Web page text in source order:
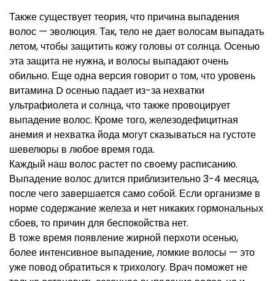
Также существует теория, что причина выпадения
волос — эволюция. Так, тело не дает волосам выпадать
летом, чтобы защитить кожу головы от солнца. Осенью
эта защита не нужна, и волосы выпадают очень
обильно. Еще одна версия говорит о том, что уровень
витамина D осенью падает из-за нехватки
ультрафиолета и солнца, что также провоцирует
выпадение волос. Кроме того, железодефицитная
анемия и нехватка йода могут сказываться на густоте
шевелюры в любое время года.
Каждый наш волос растет по своему расписанию.
Выпадение волос длится приблизительно 3-4 месяца,
после чего завершается само собой. Если организме в
норме содержание железа и нет никаких гормональных
сбоев, то причин для беспокойства нет.
В тоже время появление жирной перхоти осенью,
более интенсивное выпадение, ломкие волосы — это
уже повод обратиться к трихологу. Врач поможет не